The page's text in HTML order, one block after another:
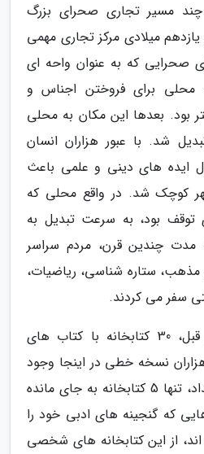
مسیر تجاری صحرای بزرگ
میلادی مرکز تجاری مهمی
صحرایی که به عنوان واحه ای
برای فروختن اجناس و
بود. بعدها این مکان به محلی
شد. با عبور هزاران انسان
ایده های دینی و علمی باعث
کوچک شد. در واقع محلی که
توقف بود، به سرعت تبدیل به
چندین قرن، مردم سراسر
مذهب، ستاره شناسی، ریاضیات،
سفر می کردند.
گفته می گردد نیم قرن قبل، 30 کتابخانه با کتاب های
نسخه خطی در اینجا وجود
داشته و امروزه از این تعداد، تنها 5 کتابخانه به جای مانده
که گنجینه های ادبی خود را
از این کتابخانه های شخصی